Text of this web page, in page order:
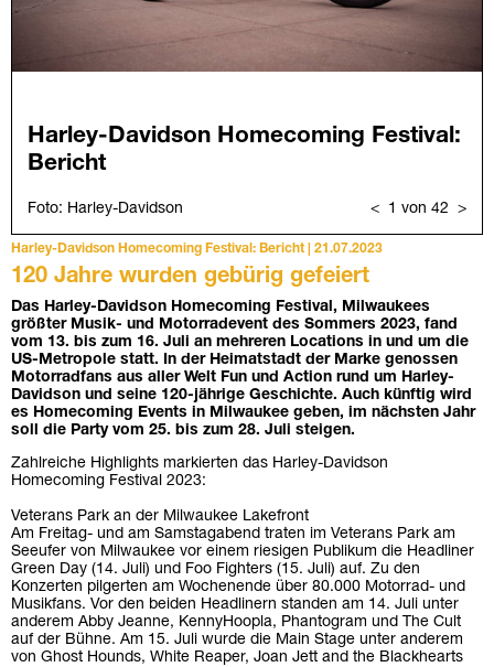
Harley-Davidson Homecoming Festival: Bericht | 21.07.2023
120 Jahre wurden gebürig gefeiert
Das Harley-Davidson Homecoming Festival, Milwaukees
größter Musik- und Motorradevent des Sommers 2023, fand
vom 13. bis zum 16. Juli an mehreren Locations in und um die
US-Metropole statt. In der Heimatstadt der Marke genossen
Motorradfans aus aller Welt Fun und Action rund um Harley-
Davidson und seine 120-jährige Geschichte. Auch künftig wird
es Homecoming Events in Milwaukee geben, im nächsten Jahr
soll die Party vom 25. bis zum 28. Juli steigen.
Zahlreiche Highlights markierten das Harley-Davidson
Homecoming Festival 2023:
Veterans Park an der Milwaukee Lakefront
Am Freitag- und am Samstagabend traten im Veterans Park am
Seeufer von Milwaukee vor einem riesigen Publikum die Headliner
Green Day (14. Juli) und Foo Fighters (15. Juli) auf. Zu den
Konzerten pilgerten am Wochenende über 80.000 Motorrad- und
Musikfans. Vor den beiden Headlinern standen am 14. Juli unter
anderem Abby Jeanne, KennyHoopla, Phantogram und The Cult
auf der Bühne. Am 15. Juli wurde die Main Stage unter anderem
von Ghost Hounds, White Reaper, Joan Jett and the Blackhearts